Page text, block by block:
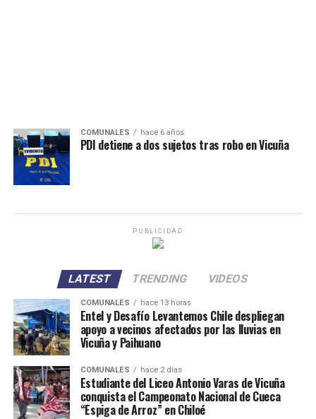
COMUNALES hace 6 años
PDI detiene a dos sujetos tras robo en Vicuña
PUBLICIDAD
LATEST TRENDING VIDEOS
COMUNALES hace 13 horas
Entel y Desafío Levantemos Chile despliegan
apoyo a vecinos afectados por las lluvias en
Vicuña y Paihuano
COMUNALES hace 2 días
Estudiante del Liceo Antonio Varas de Vicuña
conquista el Campeonato Nacional de Cueca
“Espiga de Arroz” en Chiloé